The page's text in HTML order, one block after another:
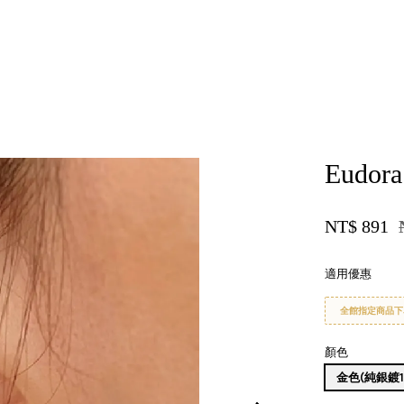
NT$ 891
適用優惠
全館指定商品
顏色
金色(純銀鍍
您的購物車目前還是空的。